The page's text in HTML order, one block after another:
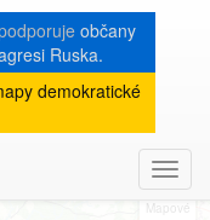
občany
Ruska.
demokratické